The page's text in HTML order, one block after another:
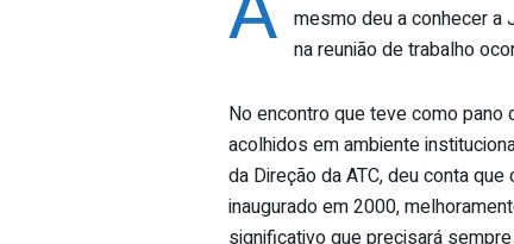
mesmo deu a conhecer a
na reunião de trabalho
No encontro que teve como
acolhidos em ambiente
da Direção da ATC, deu conta
inaugurado em 2000,